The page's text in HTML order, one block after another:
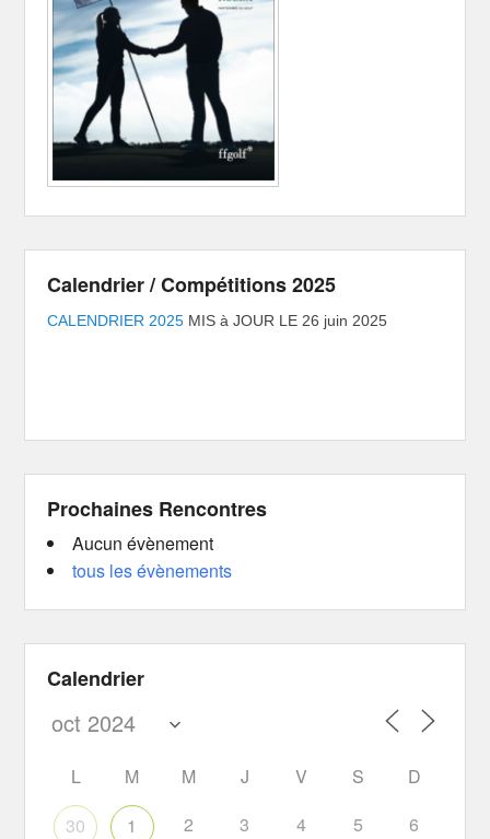
Calendrier / Compétitions 2025
CALENDRIER 2025 MIS à JOUR LE 26 juin 2025
Prochaines Rencontres
Aucun évènement
tous les évènements
Calendrier
L M M J V S
D
30
1 2 3 4 5 6